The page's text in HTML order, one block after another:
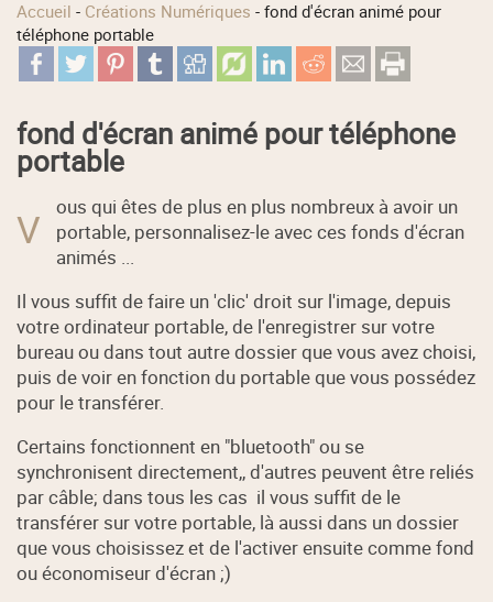
Accueil - Créations Numériques -fond d'écran animé pour
téléphone portable
fond d'écran animé pour téléphone
portable
V
ous qui êtes de plus en plus nombreux à avoir un
portable, personnalisez-le avec ces fonds d'écran
animés ...
Il vous suffit de faire un 'clic' droit sur l'image, depuis
votre ordinateur portable, de l'enregistrer sur votre
bureau ou dans tout autre dossier que vous avez choisi,
puis de voir en fonction du portable que vous possédez
pour le transférer.
Certains fonctionnent en "bluetooth" ou se
synchronisent directement,, d'autres peuvent être reliés
par câble; dans tous les cas il vous suffit de le
transférer sur votre portable, là aussi dans un dossier
que vous choisissez et de l'activer ensuite comme fond
ou économiseur d'écran ;)